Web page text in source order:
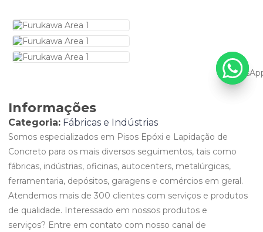
Informações
Categoria: Fábricas e Indústrias
Somos especializados em Pisos Epóxi e Lapidação de
Concreto para os mais diversos seguimentos, tais como
fábricas, indústrias, oficinas, autocenters, metalúrgicas,
ferramentaria, depósitos, garagens e comércios em geral.
Atendemos mais de 300 clientes com serviços e produtos
de qualidade. Interessado em nossos produtos e
serviços? Entre em contato com nosso canal de